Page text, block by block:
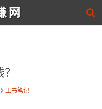
王书笔记